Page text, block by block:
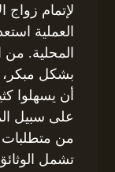
لإتمام زواج
العملية
المحلية. من
بشكل مبكر،
أن يسهلوا
على سبيل
من متطلبات
تشمل